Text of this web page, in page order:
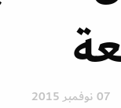
07 نوفمبر 2015